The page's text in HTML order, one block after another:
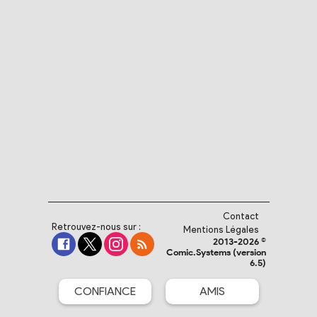
Retrouvez-nous sur :
Contact
Mentions Légales
2013-2026 ©
Comic.Systems (version
6.5)
CONFIANCE AMIS